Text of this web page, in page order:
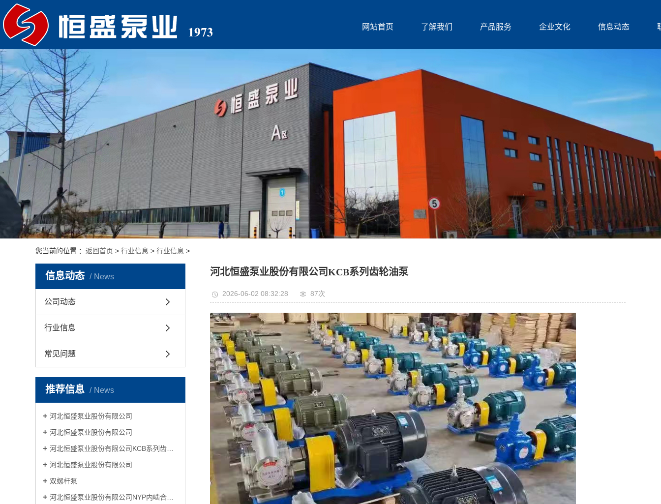
网站首页 了解我们 产品服务 企业文化 信息动态
您当前的位置 ： 返回首页 > 行业信息 > 行业信息 >
信息动态 News
公司动态
行业信息
常见问题
推荐信息 News
河北恒盛泵业股份有限公司
河北恒盛泵业股份有限公司
河北恒盛泵业股份有限公司KCB系列齿轮油泵
河北恒盛泵业股份有限公司
双螺杆泵
河北恒盛泵业股份有限公司NYP内啮合齿轮泵
河北恒盛泵业股份有限公司KCB系列齿轮油泵
2026-06-02 08:32:28 87次